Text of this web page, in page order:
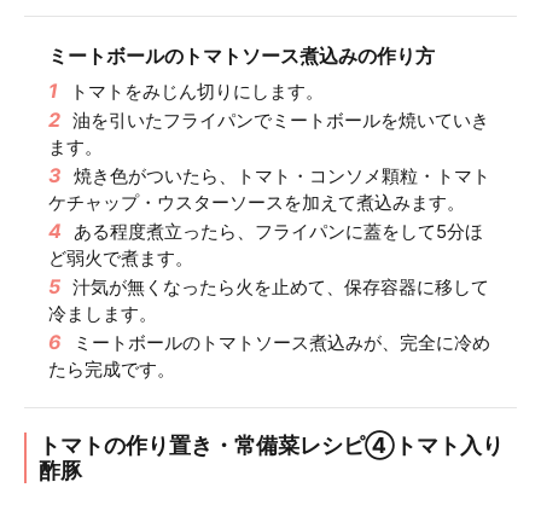
ミートボールのトマトソース煮込みの作り方
1
トマトをみじん切りにします。
2 油を引いたフライパンでミートボールを焼いていき
ます。
3 焼き色がついたら、トマト・コンソメ顆粒・トマト
ケチャップ・ウスターソースを加えて煮込みます。
4
ある程度煮立ったら、フライパンに蓋をして5分ほ
ど弱火で煮ます。
5 汁気が無くなったら火を止めて、保存容器に移して
冷まします。
6
ミートボールのトマトソース煮込みが、完全に冷め
たら完成です。
トマトの作り置き・常備菜レシピ④トマト入り
酢豚